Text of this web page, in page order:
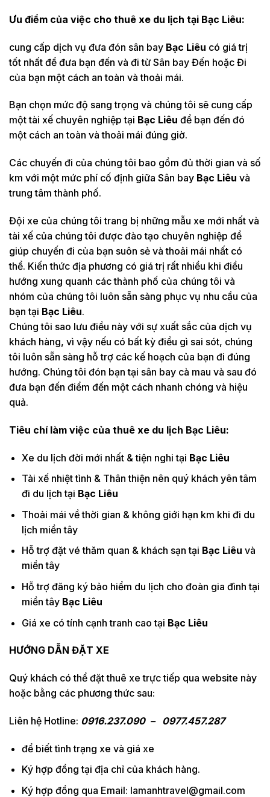
Ưu điểm của việc cho thuê xe du lịch tại Bạc Liêu:
cung cấp dịch vụ đưa đón sân bay Bạc Liêu có giá trị
tốt nhất để đưa bạn đến và đi từ Sân bay Đến hoặc Đi
của bạn một cách an toàn và thoải mái.
Bạn chọn mức độ sang trọng và chúng tôi sẽ cung cấp
một tài xế chuyên nghiệp tại Bạc Liêu để bạn đến đó
một cách an toàn và thoải mái đúng giờ.
Các chuyến đi của chúng tôi bao gồm đủ thời gian và số
km với một mức phí cố định giữa Sân bay Bạc Liêu và
trung tâm thành phố.
Đội xe của chúng tôi trang bị những mẫu xe mới nhất và
tài xế của chúng tôi được đào tạo chuyên nghiệp để
giúp chuyến đi của bạn suôn sẻ và thoải mái nhất có
thể. Kiến thức địa phương có giá trị rất nhiều khi điều
hướng xung quanh các thành phố của chúng tôi và
nhóm của chúng tôi luôn sẵn sàng phục vụ nhu cầu của
bạn tại Bạc Liêu.
Chúng tôi sao lưu điều này với sự xuất sắc của dịch vụ
khách hàng, vì vậy nếu có bất kỳ điều gì sai sót, chúng
tôi luôn sẵn sàng hỗ trợ các kế hoạch của bạn đi đúng
hướng. Chúng tôi đón bạn tại sân bay cà mau và sau đó
đưa bạn đến điểm đến một cách nhanh chóng và hiệu
quả.
Tiêu chí làm việc của thuê xe du lịch Bạc Liêu:
Xe du lịch đời mới nhất & tiện nghi tại Bạc Liêu
Tài xế nhiệt tình & Thân thiện nên quý khách yên tâm
đi du lịch tại Bạc Liêu
Thoải mái về thời gian & không giới hạn km khi đi du
lịch miền tây
Hỗ trợ đặt vé thăm quan & khách sạn tại Bạc Liêu và
miền tây
Hỗ trợ đăng ký bảo hiểm du lịch cho đoàn gia đình tại
miền tây Bạc Liêu
Giá xe có tính cạnh tranh cao tại Bạc Liêu
HƯỚNG DẪN ĐẶT XE
Quý khách có thể đặt thuê xe trực tiếp qua website này
hoặc bằng các phương thức sau:
Liên hệ Hotline: 0916.237.090 – 0977.457.287
để biết tình trạng xe và giá xe
Ký hợp đồng tại địa chỉ của khách hàng.
Ký hợp đồng qua Email: lamanhtravel@gmail.com